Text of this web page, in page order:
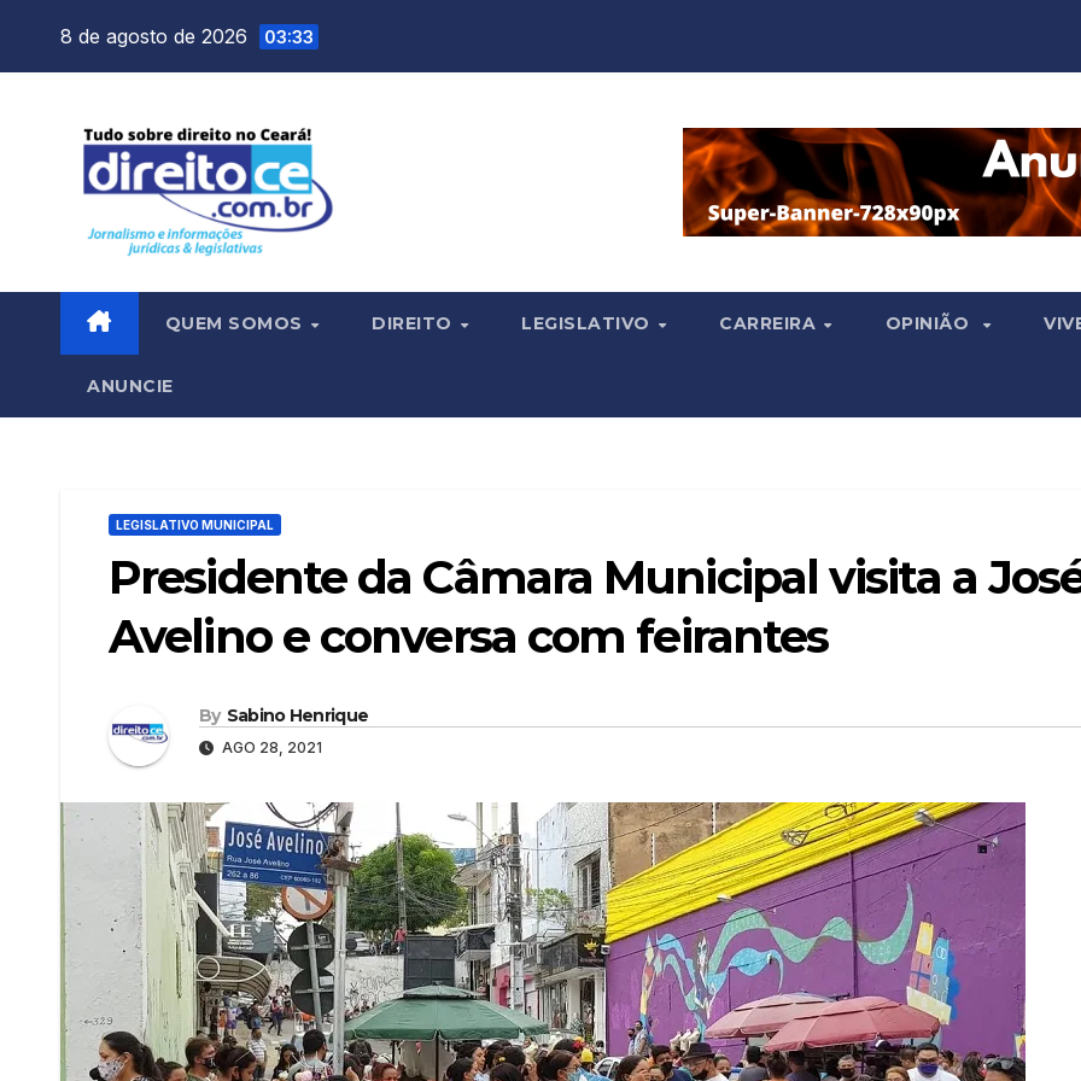
8 de agosto de 2026 03:33
QUEM SOMOS DIREITO LEGISLATIVO CARREIRA OPINIÃO
ANUNCIE
LEGISLATIVO MUNICIPAL
Presidente da Câmara Municipal visita a
Avelino e conversa com feirantes
By Sabino Henrique
AGO 28, 2021